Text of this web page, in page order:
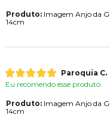
Produto:Imagem Anjo da
14cm
Paroquia C.
Eu recomendo esse produto.
Produto:Imagem Anjo da
14cm